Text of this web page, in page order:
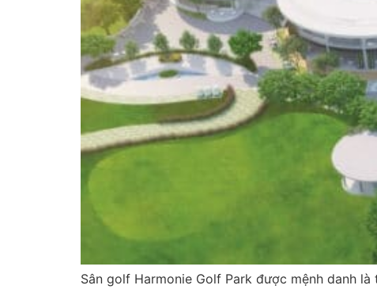
Sân golf Harmonie Golf Park được mệnh danh